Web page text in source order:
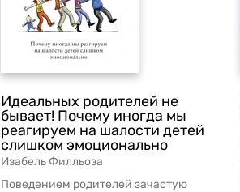
Идеальных родителей не
бывает! Почему иногда мы
реагируем на шалости детей
слишком эмоционально
Изабель Филльоза
Поведением родителей зачастую